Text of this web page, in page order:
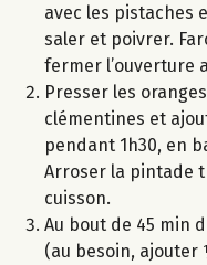
avec les pistaches
saler et poivrer.
fermer l’ouverture
Presser les
clémentines et
pendant 1h30, en
Arroser la pintade
cuisson.
Au bout de 45 min
(au besoin, ajouter